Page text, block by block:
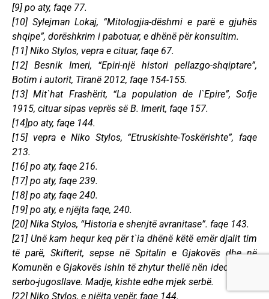
[9] po aty, faqe 77.
[10] Sylejman Lokaj, “Mitologjia-dëshmi e parë e gjuhës
shqipe”, dorëshkrim i pabotuar, e dhënë për konsultim.
[11] Niko Stylos, vepra e cituar, faqe 67.
[12] Besnik Imeri, “Epiri-një histori pellazgo-shqiptare”,
Botim i autorit, Tiranë 2012, faqe 154-155.
[13] Mit`hat Frashërit, “La population de l`Epire”, Sofje
1915, cituar sipas veprës së B. Imerit, faqe 157.
[14]po aty, faqe 144.
[15] vepra e Niko Stylos, “Etruskishte-Toskërishte”, faqe
213.
[16] po aty, faqe 216.
[17] po aty, faqe 239.
[18] po aty, faqe 240.
[19] po aty, e njëjta faqe, 240.
[20] Nika Stylos, “Historia e shenjtë avranitase”. faqe 143.
[21] Unë kam hequr keq për t`ia dhënë këtë emër djalit tim
të parë, Skifterit, sepse në Spitalin e Gjakovës dhe në
Komunën e Gjakovës ishin të zhytur thellë nën ideologjinë
serbo-jugosllave. Madje, kishte edhe mjek serbë.
[22] Niko Stylos, e njëjta vepër, faqe 144.